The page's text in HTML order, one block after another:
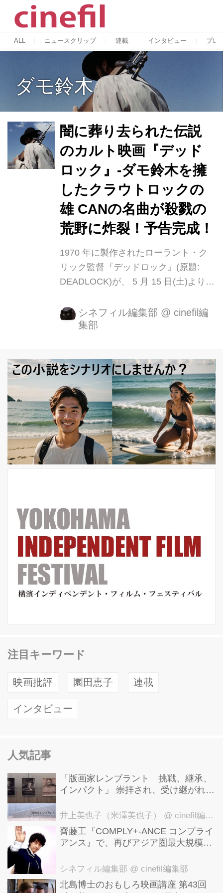
ALL ニュースクリップ 連載 インタビュー プレ
ダモ鈴木
闇に葬り去られた伝説
のカルト映画『デッド
ロック』-ダモ鈴木を擁
したクラウトロックの
雄 CANの名曲が殺戮の
荒野に炸裂！予告完成！
1970 年に製作されたローラント・ク
リック監督『デッドロック』(原題:
DEADLOCK)が、 5 月 15 日(土)より新
した。 「ファンタスティックで、ビザ
ールで、ギラついている。」 ーアレハ
闇に葬り去られた伝説のカルト映画 半
世紀を経てクラウト・ロックの雄、
CAN の名曲を映像付きで堪能せよ! 荒
野を彷徨うかのように逃げてきた傷つ
いた若い男。荒れ果てた家に住むさえ
ない中年男と狂女、そして口のきけな
い美少女。黒づくめの殺し屋が静かに
シネフィル編集部 @ cinefil編
集部
注目キーワード
映画批評 園田恵子 連載
インタビュー
人気記事
「版画家レンブラント 挑戦、継承、
インパクト」 崇拝され、受け継がれ、
洋美術館にて9月23日まで開催中！
井上美也子（米澤美也子） @ cinefil編集部
齊藤工『COMPLY+-ANCE コンプライ
アンス』で、再びアジア圏最大規模の
ナショナル・パノラマ部門"に正式招
シネフィル編集部 @ cinefil編集部
北島博士のおもしろ映画講座 第43回